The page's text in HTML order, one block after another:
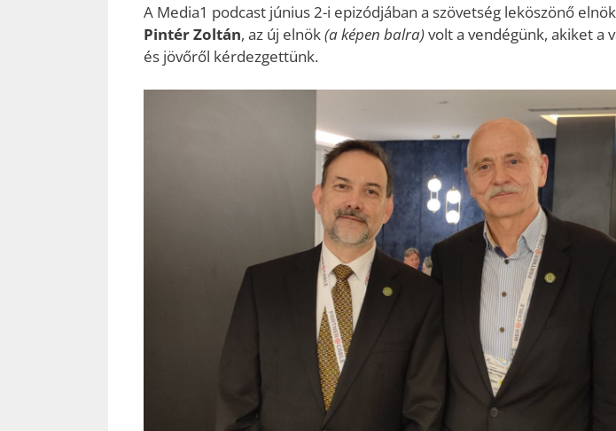
A Media1 podcast június 2-i epizódjában a szövetség leköszönő
Pintér Zoltán, az új elnök(a képen balra)volt a vendégünk, akiket a
és jövőről kérdezgettünk.